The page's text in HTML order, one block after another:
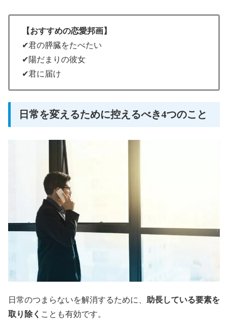
【おすすめの恋愛邦画】
✔君の膵臓をたべたい
✔陽だまりの彼女
✔君に届け
日常を変えるために控えるべき4つのこと
日常のつまらないを解消するために、 助長している要素を
取り除く ことも有効です。